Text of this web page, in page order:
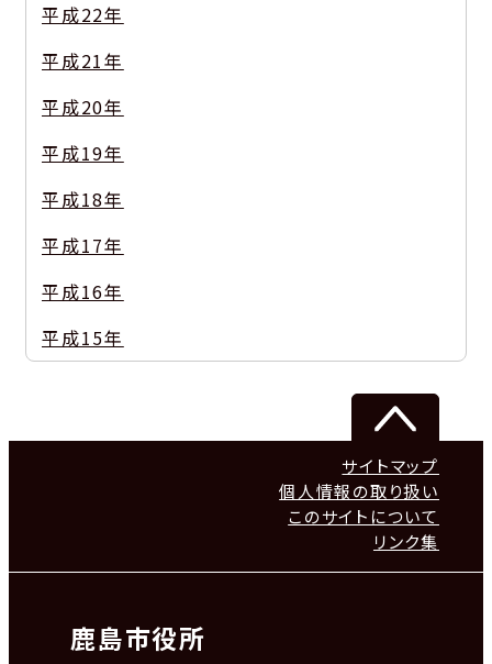
平成22年
平成21年
平成20年
平成19年
平成18年
平成17年
平成16年
平成15年
サイトマップ
個人情報の取り扱い
このサイトについて
リンク集
鹿島市役所